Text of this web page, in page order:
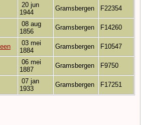
20 jun
1944
Gramsbergen F22354
08 aug
1856
Gramsbergen F14260
03 mei
1884
Gramsbergen F10547
06 mei
1887
Gramsbergen F9750
07 jan
1933
Gramsbergen F17251